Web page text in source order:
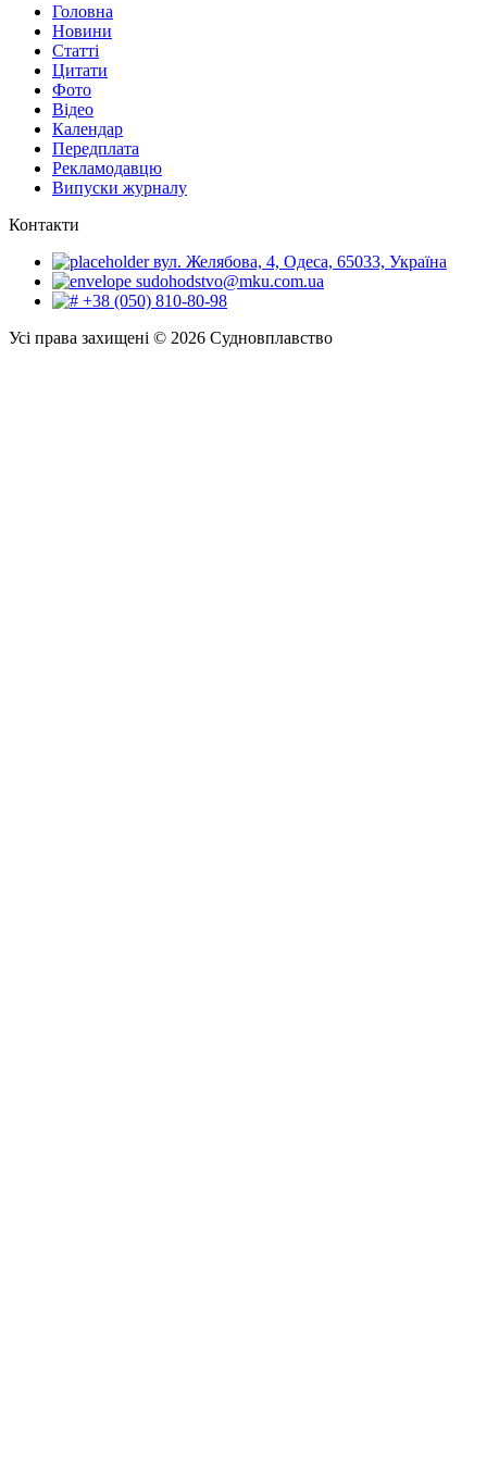
Головна
Новини
Статті
Цитати
Фото
Відео
Календар
Передплата
Рекламодавцю
Випуски журналу
Контакти
вул. Желябова, 4, Одеса, 65033, Україна
sudohodstvo@mku.com.ua
+38 (050) 810-80-98
Усі права захищені © 2026 Судновплавство